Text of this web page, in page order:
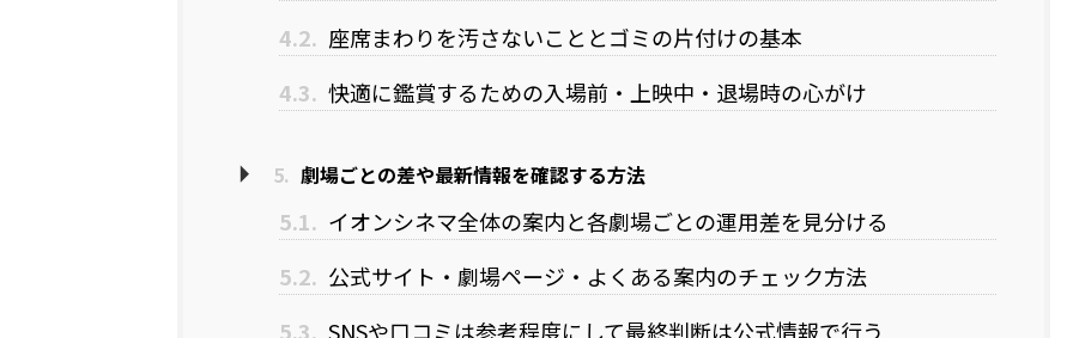
4.2. 座席まわりを汚さないこととゴミの片付けの基本
4.3. 快適に鑑賞するための入場前・上映中・退場時の心がけ
5. 劇場ごとの差や最新情報を確認する方法
5.1. イオンシネマ全体の案内と各劇場ごとの運用差を見分ける
5.2. 公式サイト・劇場ページ・よくある案内のチェック方法
5.3. SNSや口コミは参考程度にして最終判断は公式情報で行う